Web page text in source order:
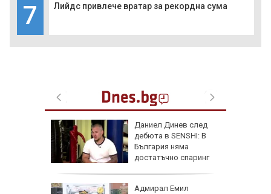
7 Лийдс привлече вратар за рекордна сума
Даниел Динев след
дебюта в SENSHI: В
България няма
достатъчно спаринг
Адмирал Емил